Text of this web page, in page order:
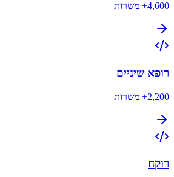
4,600+ משרות
רופא שיניים
2,200+ משרות
רוקח